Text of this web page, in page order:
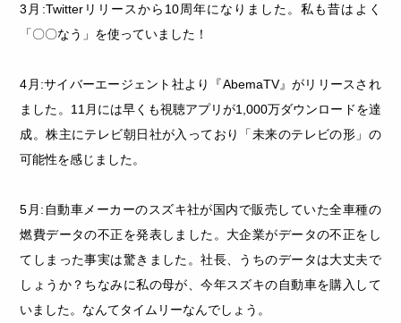
3月:Twitterリリースから10周年になりました。私も昔はよく
「〇〇なう」を使っていました！
4月:サイバーエージェント社より『AbemaTV』がリリースされ
ました。11月には早くも視聴アプリが1,000万ダウンロードを達
成。株主にテレビ朝日社が入っており「未来のテレビの形」の
可能性を感じました。
5月:自動車メーカーのスズキ社が国内で販売していた全車種の
燃費データの不正を発表しました。大企業がデータの不正をし
てしまった事実は驚きました。社長、うちのデータは大丈夫で
しょうか？ちなみに私の母が、今年スズキの自動車を購入して
いました。なんてタイムリーなんでしょう。